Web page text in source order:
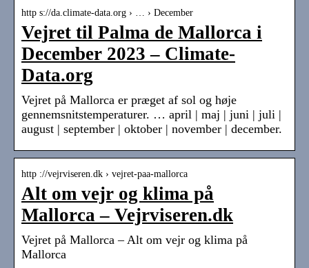
http s://da.climate-data.org › … › December
Vejret til Palma de Mallorca i
December 2023 – Climate-
Data.org
Vejret på Mallorca er præget af sol og høje
gennemsnitstemperaturer. … april | maj | juni | juli |
august | september | oktober | november | december.
http ://vejrviseren.dk › vejret-paa-mallorca
Alt om vejr og klima på
Mallorca – Vejrviseren.dk
Vejret på Mallorca – Alt om vejr og klima på
Mallorca